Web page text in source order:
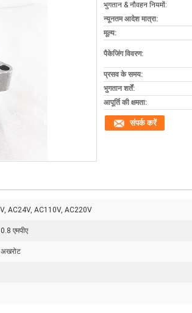
भुगतान & नौवहन नियमों:
न्यूनतम आदेश मात्रा:
मूल्य:
पैकेजिंग विवरण:
प्रसव के समय:
भुगतान शर्तें:
आपूर्ति की क्षमता:
संपर्क करें
AC24V, AC110V, AC220V
एमपीए
अखरोट